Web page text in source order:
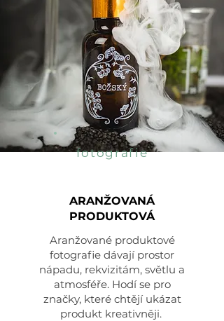
fotografie
ARANŽOVANÁ
PRODUKTOVÁ
Aranžované produktové
fotografie dávají prostor
nápadu, rekvizitám, světlu a
atmosféře. Hodí se pro
značky, které chtějí ukázat
produkt kreativněji.